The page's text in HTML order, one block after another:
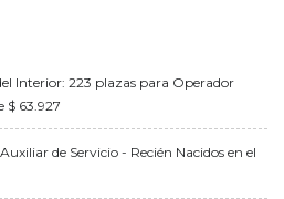
Interior: 223 plazas para Operador
$ 63.927
de Servicio - Recién Nacidos en el